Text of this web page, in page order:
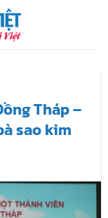
Tháp –
sao kim